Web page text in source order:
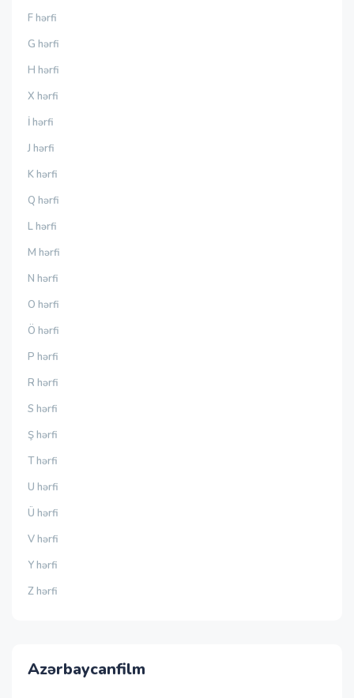
F hərfi
G hərfi
H hərfi
X hərfi
İ hərfi
J hərfi
K hərfi
Q hərfi
L hərfi
M hərfi
N hərfi
O hərfi
Ö hərfi
P hərfi
R hərfi
S hərfi
Ş hərfi
T hərfi
U hərfi
Ü hərfi
V hərfi
Y hərfi
Z hərfi
Azərbaycanfilm